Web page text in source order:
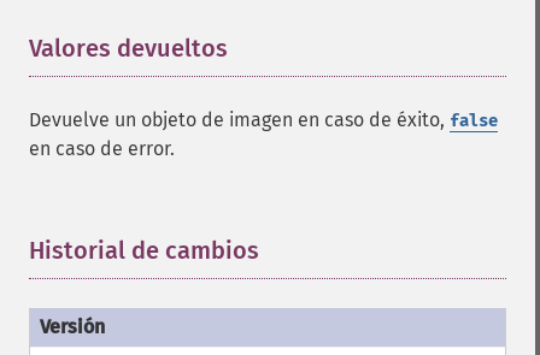
Valores devueltos
Devuelve un objeto de imagen en caso de éxito, false
en caso de error.
Historial de cambios